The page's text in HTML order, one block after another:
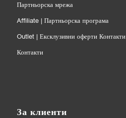
Партньорска мрежа
Affiliate | Партньорска програма
Outlet | Ексклузивни оферти Контакти
Контакти
За клиенти